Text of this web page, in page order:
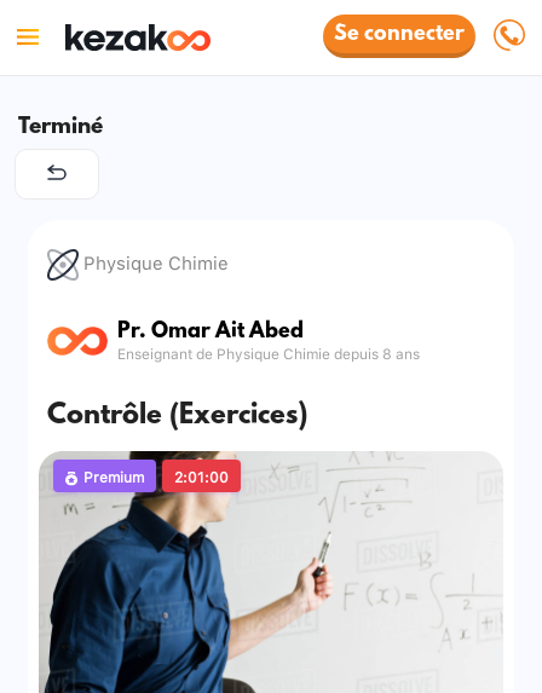
Se connecter
Terminé
Physique Chimie
Pr. Omar Ait Abed
Enseignant de Physique Chimie depuis 8 ans
Contrôle (Exercices)
Premium 2:01:00